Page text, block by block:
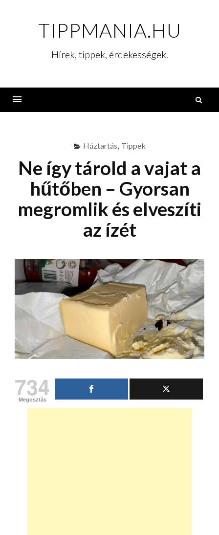
TIPPMANIA.HU
Hírek, tippek, érdekességek.
Háztartás, Tippek
Ne így tárold a vajat a
hűtőben – Gyorsan
megromlik és elveszíti
az ízét
734
Megosztás